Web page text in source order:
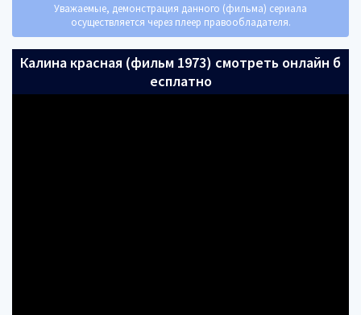
Уважаемые, демонстрация данного (фильма) сериала
осуществляется через плеер правообладателя.
Калина красная (фильм 1973) смотреть онлайн б
есплатно